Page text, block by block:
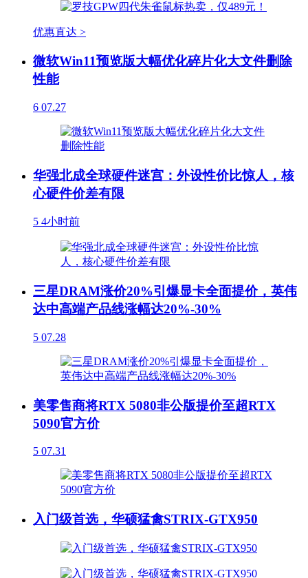
优惠直达 >
微软Win11预览版大幅优化碎片化大文件删除
性能
6 07.27
华强北成全球硬件迷宫：外设性价比惊人，核
心硬件价差有限
5 4小时前
三星DRAM涨价20%引爆显卡全面提价，英伟
达中高端产品线涨幅达20%-30%
5 07.28
美零售商将RTX 5080非公版提价至超RTX
5090官方价
5 07.31
入门级首选，华硕猛禽STRIX-GTX950